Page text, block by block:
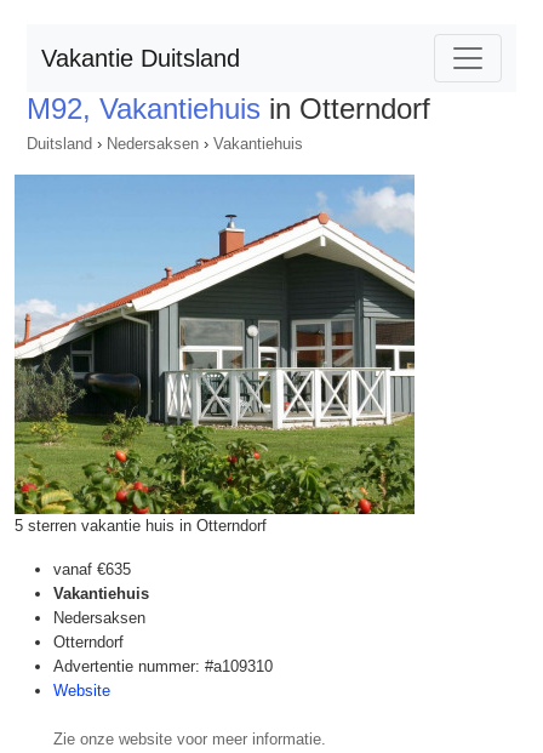
Vakantie Duitsland
M92, Vakantiehuis in Otterndorf
Duitsland › Nedersaksen › Vakantiehuis
5 sterren vakantie huis in Otterndorf
vanaf €635
Vakantiehuis
Nedersaksen
Otterndorf
Advertentie nummer: #a109310
Website
Zie onze website voor meer informatie.